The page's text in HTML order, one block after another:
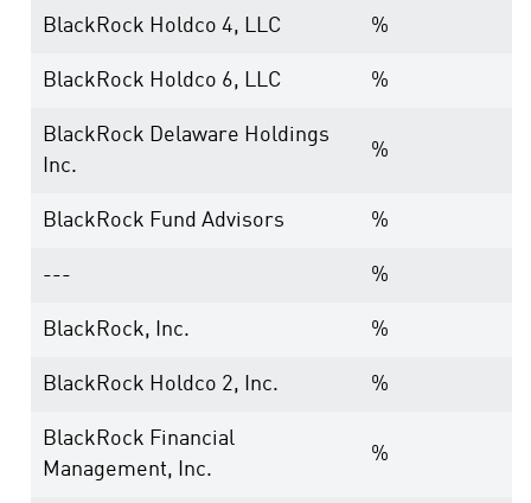
BlackRock Holdco 4, LLC %
BlackRock Holdco 6, LLC %
BlackRock Delaware Holdings
Inc.
%
BlackRock Fund Advisors %
--- %
BlackRock, Inc. %
BlackRock Holdco 2, Inc. %
BlackRock Financial
Management, Inc.
%